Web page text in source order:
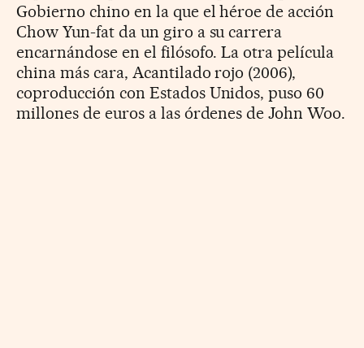
Gobierno chino en la que el héroe de acción
Chow Yun-fat da un giro a su carrera
encarnándose en el filósofo. La otra película
china más cara, Acantilado rojo (2006),
coproducción con Estados Unidos, puso 60
millones de euros a las órdenes de John Woo.